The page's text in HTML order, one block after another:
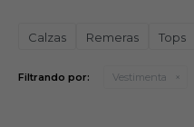
Calzas Remeras Tops
Filtrando por: Vestimenta